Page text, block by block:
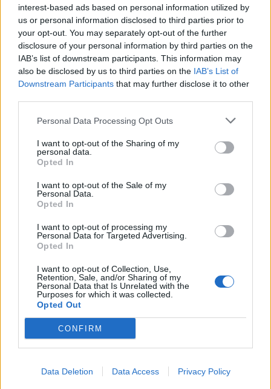
interest-based ads based on personal information utilized by
us or personal information disclosed to third parties prior to
your opt-out. You may separately opt-out of the further
disclosure of your personal information by third parties on the
IAB’s list of downstream participants. This information may
also be disclosed by us to third parties on the IAB’s List of
Downstream Participants that may further disclose it to other
Personal Data Processing Opt Outs
I want to opt-out of the Sharing of my
personal data.
Opted In
I want to opt-out of the Sale of my
Personal Data.
Opted In
I want to opt-out of processing my
Personal Data for Targeted Advertising.
Opted In
I want to opt-out of Collection, Use,
Retention, Sale, and/or Sharing of my
Personal Data that Is Unrelated with the
Purposes for which it was collected.
Opted Out
CONFIRM
Data Deletion Data Access Privacy Policy
Redaccio
Periodistes
Successos
La policia investiga possibles maltractes en
10 de juliol de 2026
Successos
Dos apunyalaments a Roquetes i la Ràpita
8 de maig de 2026
Successos
especialitzat en robatoris a vehicles i
comerços a Amposta
7 de maig de 2026
DEIXA UNA RESPOSTA